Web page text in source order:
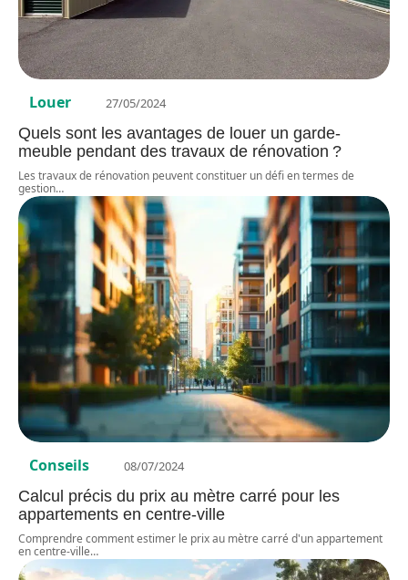
Louer 27/05/2024
Quels sont les avantages de louer un garde-
meuble pendant des travaux de rénovation ?
Les travaux de rénovation peuvent constituer un défi en termes de
gestion…
Conseils 08/07/2024
Calcul précis du prix au mètre carré pour les
appartements en centre-ville
Comprendre comment estimer le prix au mètre carré d'un appartement
en centre-ville…